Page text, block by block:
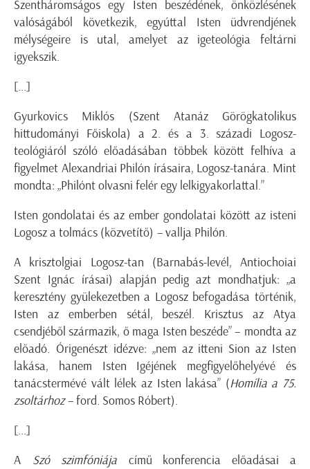
Szentháromságos egy Isten beszédének, önközlésének
valóságából következik, egyúttal Isten üdvrendjének
mélységeire is utal, amelyet az igeteológia feltárni
igyekszik.
[...]
Gyurkovics Miklós (Szent Atanáz Görögkatolikus
hittudományi Főiskola) a 2. és a 3. századi Logosz-
teológiáról szóló előadásában többek között felhíva a
figyelmet Alexandriai Philón írásaira, Logosz-tanára. Mint
mondta: „Philónt olvasni felér egy lelkigyakorlattal.”
Isten gondolatai és az ember gondolatai között az isteni
Logosz a tolmács (közvetítő) – vallja Philón.
A krisztolgiai Logosz-tan (Barnabás-levél, Antiochoiai
Szent Ignác írásai) alapján pedig azt mondhatjuk: „a
keresztény gyülekezetben a Logosz befogadása történik,
Isten az emberben sétál, beszél. Krisztus az Atya
csendjéből származik, ő maga Isten beszéde” – mondta az
előadó. Órigenészt idézve: „nem az itteni Sion az Isten
lakása, hanem Isten Igéjének megfigyelőhelyévé és
tanácstermévé vált lélek az Isten lakása” (Homília a 75.
zsoltárhoz– ford. Somos Róbert).
[...]
A Szó szimfóniájacímű konferencia előadásai a